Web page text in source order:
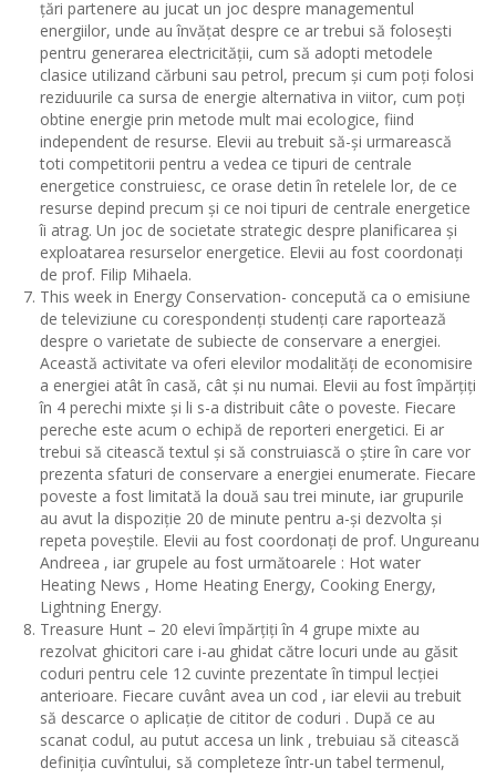
țări partenere au jucat un joc despre managementul
energiilor, unde au învățat despre ce ar trebui să folosești
pentru generarea electricității, cum să adopti metodele
clasice utilizand cărbuni sau petrol, precum și cum poți folosi
reziduurile ca sursa de energie alternativa in viitor, cum poți
obtine energie prin metode mult mai ecologice, fiind
independent de resurse. Elevii au trebuit să-și urmarească
toti competitorii pentru a vedea ce tipuri de centrale
energetice construiesc, ce orase detin în retelele lor, de ce
resurse depind precum și ce noi tipuri de centrale energetice
îi atrag. Un joc de societate strategic despre planificarea și
exploatarea resurselor energetice. Elevii au fost coordonați
de prof. Filip Mihaela.
This week in Energy Conservation- concepută ca o emisiune
de televiziune cu corespondenți studenți care raportează
despre o varietate de subiecte de conservare a energiei.
Această activitate va oferi elevilor modalități de economisire
a energiei atât în ​​casă, cât și nu numai. Elevii au fost împărțiți
în 4 perechi mixte și li s-a distribuit câte o poveste. Fiecare
pereche este acum o echipă de reporteri energetici. Ei ar
trebui să citească textul și să construiască o știre în care vor
prezenta sfaturi de conservare a energiei enumerate. Fiecare
poveste a fost limitată la două sau trei minute, iar grupurile
au avut la dispoziție 20 de minute pentru a-și dezvolta și
repeta poveștile. Elevii au fost coordonați de prof. Ungureanu
Andreea , iar grupele au fost următoarele : Hot water
Heating News , Home Heating Energy, Cooking Energy,
Lightning Energy.
Treasure Hunt – 20 elevi împărțiți în 4 grupe mixte au
rezolvat ghicitori care i-au ghidat către locuri unde au găsit
coduri pentru cele 12 cuvinte prezentate în timpul lecției
anterioare. Fiecare cuvânt avea un cod , iar elevii au trebuit
să descarce o aplicație de cititor de coduri . După ce au
scanat codul, au putut accesa un link , trebuiau să citească
definiția cuvîntului, să completeze într-un tabel termenul,